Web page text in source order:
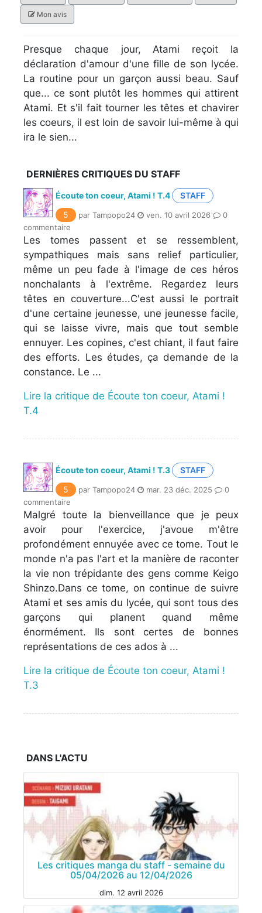
Mon avis
Presque chaque jour, Atami reçoit la
déclaration d'amour d'une fille de son lycée.
La routine pour un garçon aussi beau. Sauf
que... ce sont plutôt les hommes qui attirent
Atami. Et s'il fait tourner les têtes et chavirer
les coeurs, il est loin de savoir lui-même à qui
ira le sien...
DERNIÈRES CRITIQUES DU STAFF
Écoute ton coeur, Atami ! T.4
STAFF
5
par Tampopo24 ven. 10 avril 2026
0
commentaire
Les tomes passent et se ressemblent,
sympathiques mais sans relief particulier,
même un peu fade à l'image de ces héros
nonchalants à l'extrême. Regardez leurs
têtes en couverture...C'est aussi le portrait
d'une certaine jeunesse, une jeunesse facile,
qui se laisse vivre, mais que tout semble
ennuyer. Les copines, c'est chiant, il faut faire
des efforts. Les études, ça demande de la
constance. Le ...
Lire la critique de Écoute ton coeur, Atami !
T.4
Écoute ton coeur, Atami ! T.3
STAFF
5
par Tampopo24 mar. 23 déc. 2025
0
commentaire
Malgré toute la bienveillance que je peux
avoir pour l'exercice, j'avoue m'être
profondément ennuyée avec ce tome. Tout le
monde n'a pas l'art et la manière de raconter
la vie non trépidante des gens comme Keigo
Shinzo.Dans ce tome, on continue de suivre
Atami et ses amis du lycée, qui sont tous des
garçons qui planent quand même
énormément. Ils sont certes de bonnes
représentations de ces ados à ...
Lire la critique de Écoute ton coeur, Atami !
T.3
DANS L'ACTU
Les critiques manga du staff - semaine du
05/04/2026 au 12/04/2026
dim. 12 avril 2026